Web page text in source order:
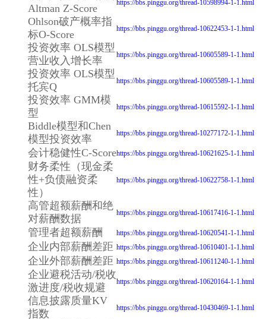
Altman Z-Score
https://bbs.pinggu.org/thread-10598994-1-1.html
Ohlson破产概率指
标O-Score
https://bbs.pinggu.org/thread-10622453-1-1.html
投资效率 OLS模型
营业收入增长率
https://bbs.pinggu.org/thread-10605589-1-1.html
投资效率 OLS模型
托宾Q
https://bbs.pinggu.org/thread-10605589-1-1.html
投资效率 GMM模
型
https://bbs.pinggu.org/thread-10615592-1-1.html
Biddle模型和Chen
模型投资效率
https://bbs.pinggu.org/thread-10277172-1-1.html
会计稳健性C-Scorehttps://bbs.pinggu.org/thread-10621625-1-1.html
财务柔性（现金柔
性+负债融资柔
性）
https://bbs.pinggu.org/thread-10622758-1-1.html
高管超额薪酬和绝
对薪酬数据
https://bbs.pinggu.org/thread-10617416-1-1.html
管理者超额薪酬 https://bbs.pinggu.org/thread-10620541-1-1.html
企业内部薪酬差距 https://bbs.pinggu.org/thread-10610401-1-1.html
企业外部薪酬差距 https://bbs.pinggu.org/thread-10611240-1-1.html
企业避税活动/税收
激进度/税收规避
https://bbs.pinggu.org/thread-10620164-1-1.html
信息披露质量KV
指数
https://bbs.pinggu.org/thread-10430469-1-1.html